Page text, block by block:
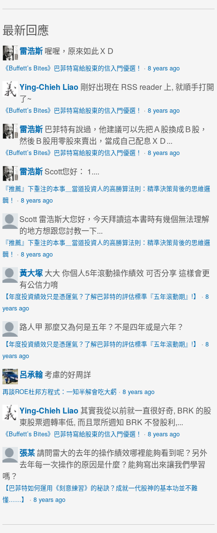
最新回應
雷浩斯 喔喔，原來如此ＸＤ
《Buffett’s Bites》巴菲特寫給股東的信入門優選！ · 8 years ago
Ying-Chieh Liao 剛好出現在 RSS reader 上, 就順手打開
了~
《Buffett’s Bites》巴菲特寫給股東的信入門優選！ · 8 years ago
雷浩斯 巴菲特有說過，他建議可以先把Ａ股換成Ｂ股，
然後Ｂ股用零股來賣出，當成自己配息ＸＤ...
《Buffett’s Bites》巴菲特寫給股東的信入門優選！ · 8 years ago
雷浩斯 Scott您好： 1....
『推薦』下重注的本事＿當道投資人的高勝算法則：精準決策背後的思維邏
輯！ · 8 years ago
Scott 雷浩斯大您好，今天拜讀這本書時有幾個無法理解
的地方想跟您討教一下...
『推薦』下重注的本事＿當道投資人的高勝算法則：精準決策背後的思維邏
輯！ · 8 years ago
黃大塚 大大 你個人5年滾動操作績效 可否分享 這樣會更
有公信力唷
【年度投資績效只是憑運氣？了解巴菲特的評估標準『五年滾動期』!】 · 8
years ago
路人甲 那麼又為何是五年？不是四年或是六年？
【年度投資績效只是憑運氣？了解巴菲特的評估標準『五年滾動期』!】 · 8
years ago
呂承翰考慮的好周詳
再談ROE杜邦方程式：一知半解會吃大虧 · 8 years ago
Ying-Chieh Liao 其實我從以前就一直很好奇, BRK 的股
東股票週轉率低, 而且眾所週知 BRK 不發股利,...
《Buffett’s Bites》巴菲特寫給股東的信入門優選！ · 8 years ago
張某請問雷大的去年的操作績效哪裡能夠看到呢？另外
去年每一次操作的原因是什麼？能夠寫出來讓我們學習
嗎？
【巴菲特如何運用《刻意練習》的秘訣？成就一代股神的基本功並不難
懂……】
· 8 years ago